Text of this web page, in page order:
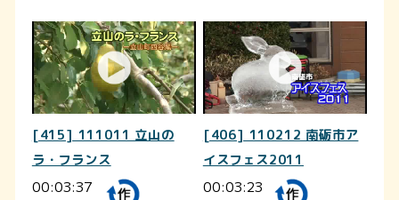
[415] 111011 立山の
ラ・フランス
00:03:37
[406] 110212 南砺市ア
イスフェス2011
00:03:23